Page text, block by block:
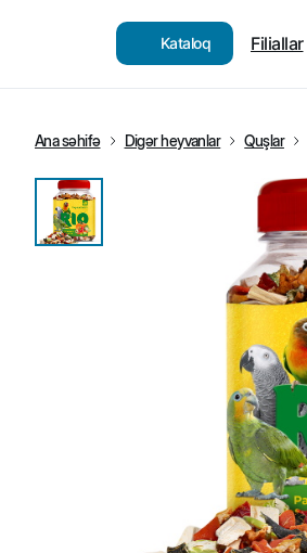
Kataloq Filiallar
Ana səhifə Digər heyvanlar Quşlar